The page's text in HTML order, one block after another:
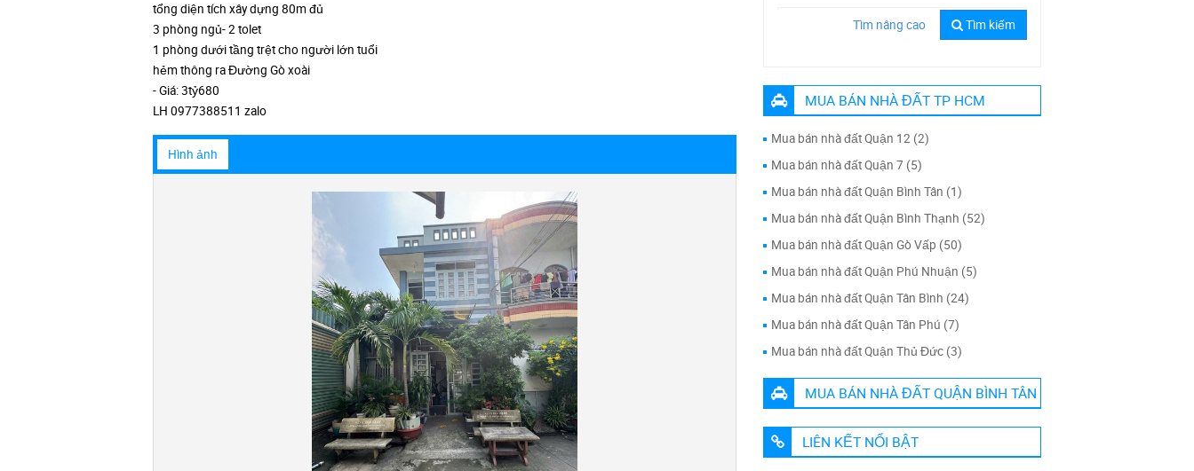
tổng diện tích xây dựng 80m đủ
3 phòng ngủ- 2 tolet
1 phòng dưới tầng trệt cho người lớn tuổi
hẻm thông ra Đường Gò xoài
- Giá: 3tỷ680
LH 0977388511 zalo
Hình ảnh
Tìm nâng cao Tìm kiếm
MUA BÁN NHÀ ĐẤT TP HCM
Mua bán nhà đất Quận 12 (2)
Mua bán nhà đất Quận 7 (5)
Mua bán nhà đất Quận Bình Tân (1)
Mua bán nhà đất Quận Bình Thạnh (52)
Mua bán nhà đất Quận Gò Vấp (50)
Mua bán nhà đất Quận Phú Nhuận (5)
Mua bán nhà đất Quận Tân Bình (24)
Mua bán nhà đất Quận Tân Phú (7)
Mua bán nhà đất Quận Thủ Đức (3)
MUA BÁN NHÀ ĐẤT QUẬN BÌNH TÂN
LIÊN KẾT NỔI BẬT